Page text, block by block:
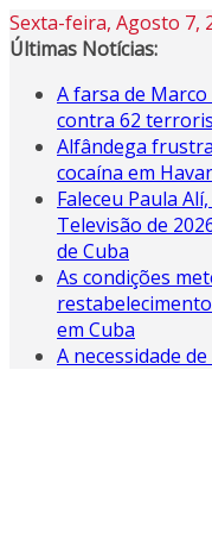
Skip
to
Sexta-feira, Agosto 7,
Últimas Notícias:
A farsa de
contra 62
Alfândega
cocaína em
Faleceu Paula
Televisão de
de Cuba
As condições
em Cuba
A necessidade